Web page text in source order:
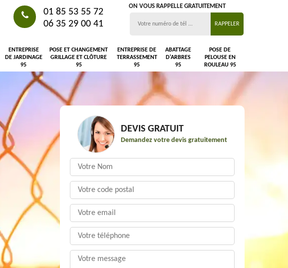
01 85 53 55 72
06 35 29 00 41
ON VOUS RAPPELLE GRATUITEMENT
ENTREPRISE
DE JARDINAGE
95
POSE ET CHANGEMENT
GRILLAGE ET CLÔTURE
95
ENTREPRISE DE
TERRASSEMENT
95
ABATTAGE
D'ARBRES
95
POSE DE
PELOUSE EN
ROULEAU 95
DEVIS GRATUIT
Demandez votre devis gratuitement